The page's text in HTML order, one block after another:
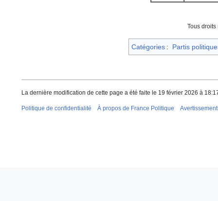
Tous
Catégories : Partis
La dernière modification de cette page a été faite le 19 février 2026 à
Politique de confidentialité À propos de France Politique